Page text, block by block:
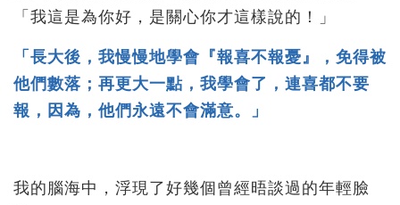
「我這是為你好，是關心你才這樣說的！」
「長大後，我慢慢地學會『報喜不報憂』，免得被
他們數落；再更大一點，我學會了，連喜都不要
報，因為，他們永遠不會滿意。」
我的腦海中，浮現了好幾個曾經晤談過的年輕臉